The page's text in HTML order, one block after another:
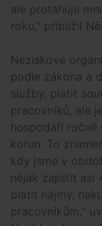
ale protahuje
roku," přiblížil
Neziskové
podle zákona a
služby, platit
pracovníků, ale
hospodaří ročně
korun. To
kdy jsme v
nějak zajistit asi
platit nájmy,
pracovníkům,“